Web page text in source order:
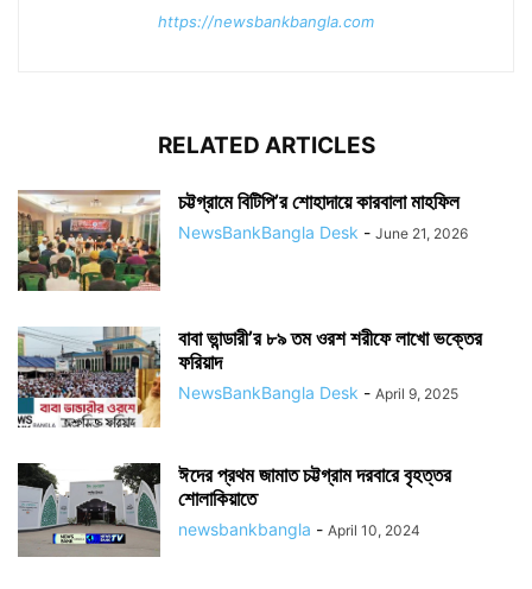
https://newsbankbangla.com
RELATED ARTICLES
চট্টগ্রামে বিটিপি’র শোহাদায়ে কারবালা মাহফিল
NewsBankBangla Desk - June 21, 2026
বাবা ভান্ডারী’র ৮৯ তম ওরশ শরীফে লাখো ভক্তের
ফরিয়াদ
NewsBankBangla Desk - April 9, 2025
ঈদের প্রথম জামাত চট্টগ্রাম দরবারে বৃহত্তর
শোলাকিয়াতে
newsbankbangla - April 10, 2024